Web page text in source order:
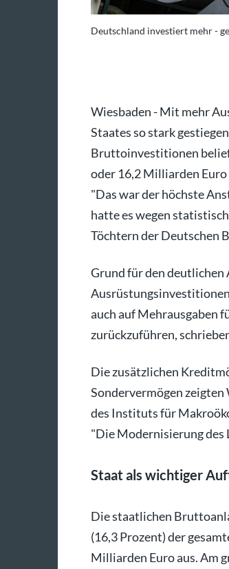
Deutschland investiert mehr -
Wiesbaden - Mit mehr
Staates so stark
Bruttoinvestitionen
oder 16,2 Milliarden
"Das war der höchste
hatte es wegen
Töchtern der Deutschen
Grund für den deutlichen
auch auf Mehrausgaben
zurückzuführen,
Die zusätzlichen
Sondervermögen
des Instituts für
"Die Modernisierung des
Staat als wichtiger
Die staatlichen
(16,3 Prozent) der
Milliarden Euro aus. Am